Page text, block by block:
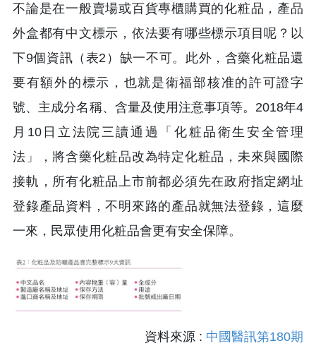
不論是在一般賣場或百貨專櫃購買的化粧品，產品
外盒都有中文標示，依法要有哪些標示項目呢？以
下9個資訊（表2）缺一不可。此外，含藥化粧品還
要有額外的標示，也就是衛福部核准的許可證字
號、主成分名稱、含量及使用注意事項等。2018年4
月10日立法院三讀通過「化粧品衛生安全管理
法」，將含藥化粧品改為特定化粧品，未來與國際
接軌，所有化粧品上市前都必須先在政府指定網址
登錄產品資料，不明來路的產品就無法登錄，這麼
一來，民眾使用化粧品會更有安全保障。
資料來源 : 中國醫訊第180期